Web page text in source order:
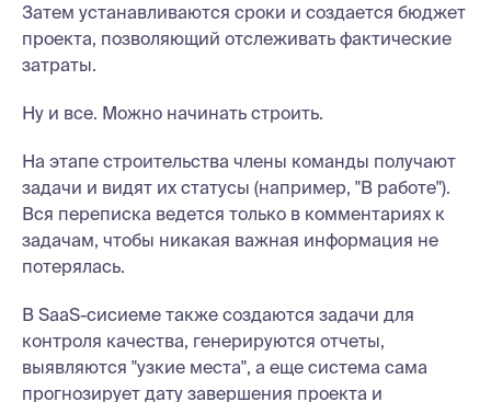
Затем устанавливаются сроки и создается бюджет
проекта, позволяющий отслеживать фактические
затраты.
Ну и все. Можно начинать строить.
На этапе строительства члены команды получают
задачи и видят их статусы (например, "В работе").
Вся переписка ведется только в комментариях к
задачам, чтобы никакая важная информация не
потерялась.
В SaaS-сисиеме также создаются задачи для
контроля качества, генерируются отчеты,
выявляются "узкие места", а еще система сама
прогнозирует дату завершения проекта и